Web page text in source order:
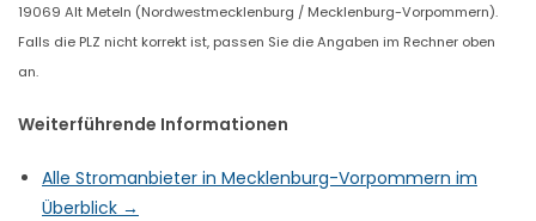
19069 Alt Meteln (Nordwestmecklenburg / Mecklenburg-Vorpommern).
Falls die PLZ nicht korrekt ist, passen Sie die Angaben im Rechner oben
an.
Weiterführende Informationen
Alle Stromanbieter in Mecklenburg-Vorpommern im
Überblick →